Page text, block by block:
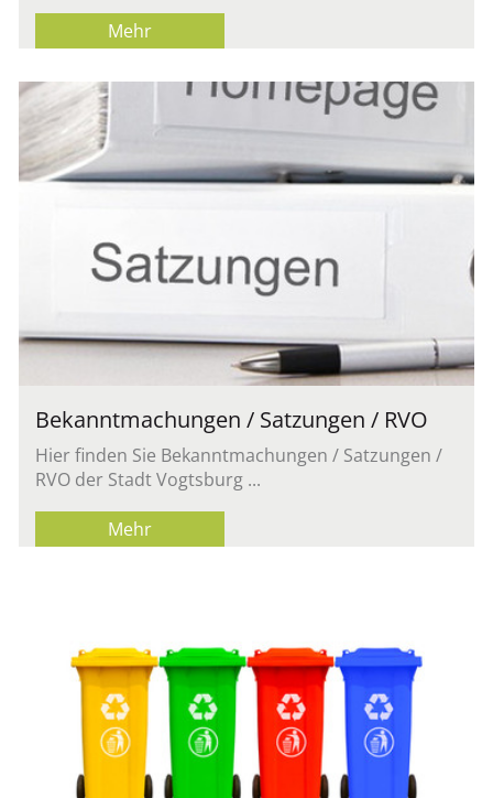
Mehr
Be­kannt­ma­chun­gen / Sat­zun­gen / RVO
Hier fin­den Sie Be­kannt­ma­chun­gen / Sat­zun­gen /
RVO der Stadt Vogts­burg ...
Mehr